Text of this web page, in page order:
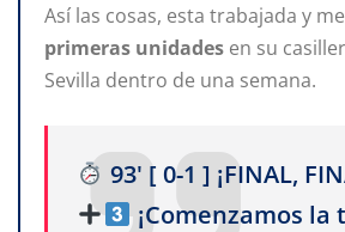
Así las cosas, esta trabajada y
primeras unidades en su
Sevilla dentro de una semana.
93' [ 0-1 ] ¡FINAL,
¡Comenzamos